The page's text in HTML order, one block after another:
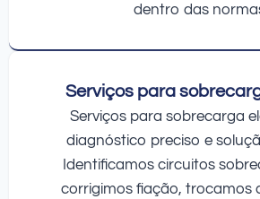
dentro das
Serviços para
Serviços para sobrecarga
diagnóstico preciso e
Identificamos circuitos
corrigimos fiação, trocamos